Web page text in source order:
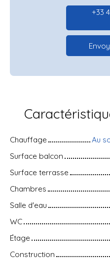
+33
Chauffage
Au
Surface balcon
Surface terrasse
Chambres
Salle d'eau
WC
Étage
Construction